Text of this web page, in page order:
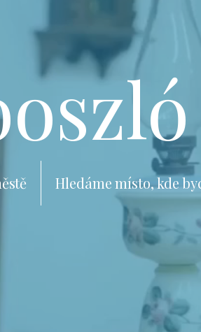
Hledáme místo, kde